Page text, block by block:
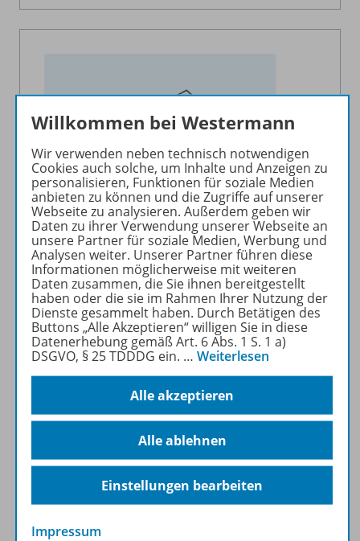
Wonach suchen Sie?
Produktübersicht
Unsere inklusiv-Materialien für Deutsch, Mathematik,
Sprachenund Digital üben.
Alles für den Unterricht oder zu Hause
Downloads
Willkommen bei Westermann
Wir verwenden neben technisch notwendigen
Cookies auch solche, um Inhalte und Anzeigen zu
personalisieren, Funktionen für soziale Medien
anbieten zu können und die Zugriffe auf unserer
Webseite zu analysieren. Außerdem geben wir
Daten zu ihrer Verwendung unserer Webseite an
unsere Partner für soziale Medien, Werbung und
Analysen weiter. Unserer Partner führen diese
Informationen möglicherweise mit weiteren
Daten zusammen, die Sie ihnen bereitgestellt
haben oder die sie im Rahmen Ihrer Nutzung der
Dienste gesammelt haben. Durch Betätigen des
Buttons „Alle Akzeptieren“ willigen Sie in diese
Datenerhebung gemäß Art. 6 Abs. 1 S. 1 a)
DSGVO, § 25 TDDDG ein. … Weiterlesen
Alle akzeptieren
Alle ablehnen
Einstellungen bearbeiten
Impressum